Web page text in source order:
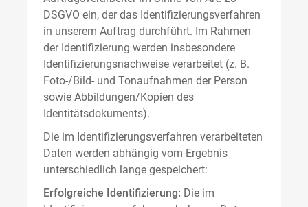
DSGVO ein, der das Identifizierungsverfahren
in unserem Auftrag durchführt. Im Rahmen
der Identifizierung werden insbesondere
Identifizierungsnachweise verarbeitet (z. B.
Foto-/Bild- und Tonaufnahmen der Person
sowie Abbildungen/Kopien des
Identitätsdokuments).
Die im Identifizierungsverfahren verarbeiteten
Daten werden abhängig vom Ergebnis
unterschiedlich lange gespeichert:
Erfolgreiche Identifizierung: Die im